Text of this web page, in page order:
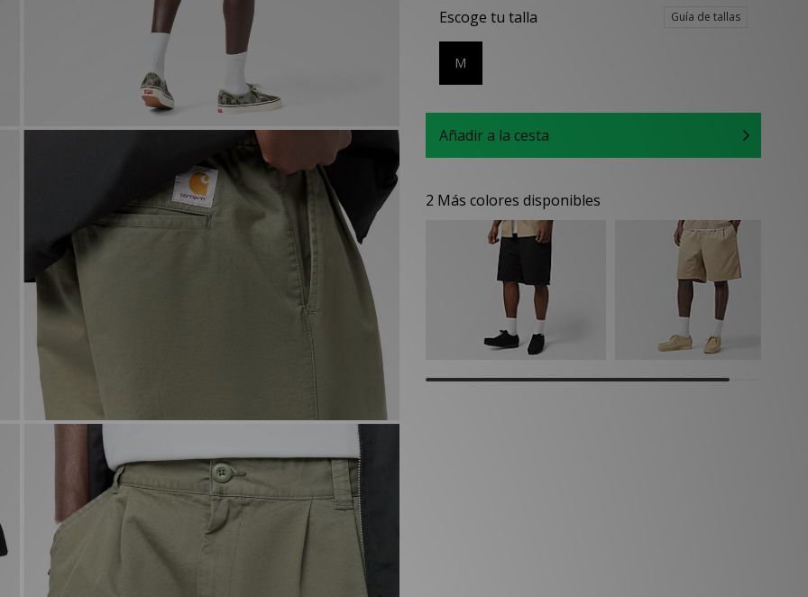
Escoge tu talla Guía de tallas
M
Añadir a la cesta
2 Más colores disponibles